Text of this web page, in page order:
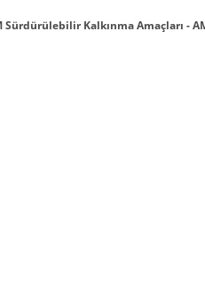
Sürdürülebilir Kalkınma Amaçları -